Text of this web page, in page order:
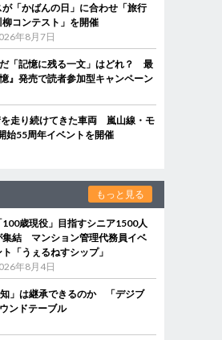
が「かばんの日」に合わせ「旅行
柳コンテスト」を開催
年8月7日
「記憶に残る一文」はどれ？ 最
』発売で読者参加型キャンペーン
走り続けてきた車両 嵐山線・モ
始55周年イベントを開催
もっと見る
100歳現役」目指すシニア1500人
集結 マンション管理代務員イベ
ト「うぇるねすシップ」
年8月4日
」は継承できるのか 「デジブ
ンドテーブル